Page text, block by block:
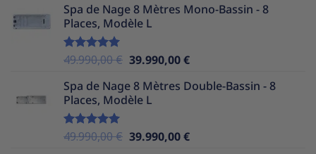
initial
était :
actuel
Spa de Nage 8 Mètres Mono-Bassin - 8
Places, Modèle L
Note5.00
49.990,00€ Le
initial
était :
39.990,00€Le
actuel
Spa de Nage 8 Mètres Double-Bassin - 8
Places, Modèle L
Note5.00
49.990,00€ Le
39.990,00€Le